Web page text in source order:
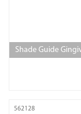
Shade Guide
562128